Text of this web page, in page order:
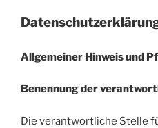
Allgemeiner Hinweis und
Benennung der
Die verantwortliche Stelle